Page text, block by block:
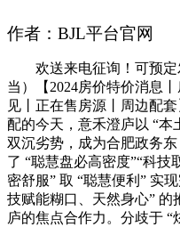
作者：BJL平台官网
欢送来电征询！可预定
当）【2024房价特价消息
见丨正在售房源丨周边配
配的今天，意禾澄庐以 “本
双沉劣势，成为合肥政务
了 “聪慧盘必高密度”“科技
密舒服” 取 “聪慧便利” 实
技赋能糊口、天然身心” 的
庐的焦点合作力。分歧于 “